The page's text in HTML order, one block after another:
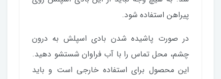
پیراهن استفاده شود.
در صورت پاشیده شدن بادی اسپلش به درون
چشم، محل تماس را با آب فراوان شستشو دهید.
این محصول برای استفاده خارجی است و باید